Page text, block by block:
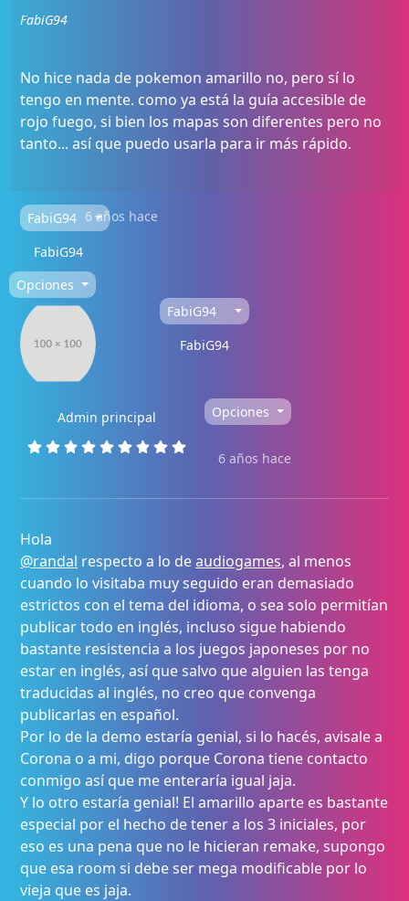
FabiG94
No hice nada de pokemon amarillo no, pero sí lo
tengo en mente. como ya está la guía accesible de
rojo fuego, si bien los mapas son diferentes pero no
tanto... así que puedo usarla para ir más rápido.
FabiG94
FabiG94
6 años hace
Opciones
FabiG94
FabiG94
Admin principal Opciones
6 años hace
Hola
@randal respecto a lo deaudiogames, al menos
cuando lo visitaba muy seguido eran demasiado
estrictos con el tema del idioma, o sea solo permitían
publicar todo en inglés, incluso sigue habiendo
bastante resistencia a los juegos japoneses por no
estar en inglés, así que salvo que alguien las tenga
traducidas al inglés, no creo que convenga
publicarlas en español.
Por lo de la demo estaría genial, si lo hacés, avisale a
Corona o a mi, digo porque Corona tiene contacto
conmigo así que me enteraría igual jaja.
Y lo otro estaría genial! El amarillo aparte es bastante
especial por el hecho de tener a los 3 iniciales, por
eso es una pena que no le hicieran remake, supongo
que esa room si debe ser mega modificable por lo
vieja que es jaja.